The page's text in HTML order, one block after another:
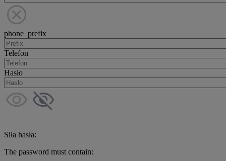
phone_prefix
Telefon
Hasło
Siła hasła:
The password must contain: